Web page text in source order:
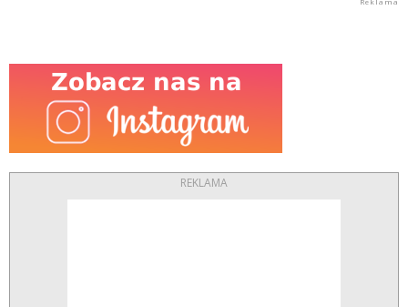
REKLAMA